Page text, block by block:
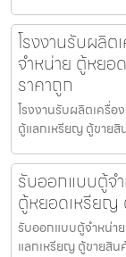
โรงงานรับผลิต
จำหน่าย ตู้หย
ราคาถูก
โรงงานรับผลิตเครื่
ตู้แลกเหรียญ ตู้ขาย
รับออกแบบตู้จ
ตู้หยอดเหรียญ
รับออกแบบตู้จำหน่า
แลกเหรียญ ตู้ขายสิ